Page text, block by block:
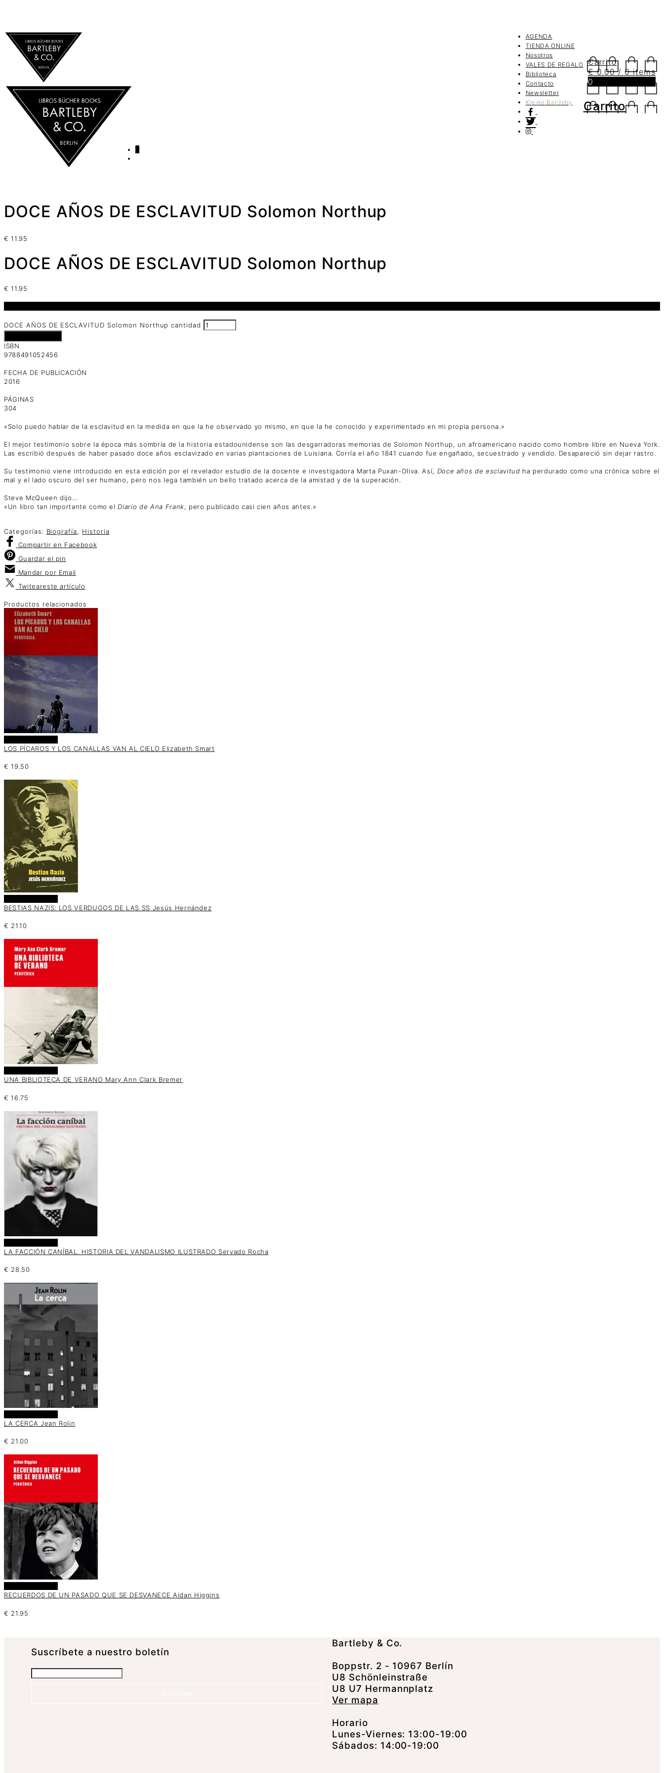
AGENDA
TIENDA ONLINE
Nosotros
VALES DE REGALO
Biblioteca
Contacto
Newsletter
K leine Ba rtleby
Carrito
€0.00 / 0 items
0
Carrito
DOCE AÑOS DE ESCLAVITUD Solomon Northup
€ 11.95
DOCE AÑOS DE ESCLAVITUD Solomon Northup
€ 11.95
DOCE AÑOS DE ESCLAVITUD Solomon Northup cantidad
ISBN
9788491052456
FECHA DE PUBLICACIÓN
2016
PÁGINAS
304
«Solo puedo hablar de la esclavitud en la medida en que la he observado yo mismo, en que la he conocido y experimentado en mi propia persona.»
El mejor testimonio sobre la época más sombría de la historia estadounidense son las desgarradoras memorias de Solomon Northup, un afroamericano nacido como hombre libre en Nueva York.
Las escribió después de haber pasado doce años esclavizado en varias plantaciones de Luisiana. Corría el año 1841 cuando fue engañado, secuestrado y vendido. Desapareció sin dejar rastro.
Su testimonio viene introducido en esta edición por el revelador estudio de la docente e investigadora Marta Puxan-Oliva. Así, Doce años de esclavitud ha perdurado como una crónica sobre el
mal y el lado oscuro del ser humano, pero nos lega también un bello tratado acerca de la amistad y de la superación.
Steve McQueen dijo…
«Un libro tan importante como el Diario de Ana Frank, pero publicado casi cien años antes.»
Categorías: Biografía, Historia
Compartir en Facebook
Guardar el pin
Mandar por Email
Twiteareste artículo
Productos relacionados
LOS PÍCAROS Y LOS CANALLAS VAN AL CIELO Elizabeth Smart
€ 19.50
BESTIAS NAZIS: LOS VERDUGOS DE LAS SS Jesús Hernández
€ 21.10
UNA BIBLIOTECA DE VERANO Mary Ann Clark Bremer
€ 16.75
LA FACCIÓN CANÍBAL. HISTORIA DEL VANDALISMO ILUSTRADO Servado Rocha
€ 28.50
LA CERCA Jean Rolin
€ 21.00
RECUERDOS DE UN PASADO QUE SE DESVANECE Aidan Higgins
€ 21.95
Suscrí­bete a nuestro boletín
Bartleby & Co.
Boppstr. 2 - 10967 Berlín
U8 Schönleinstraße
U8 U7 Hermannplatz
Ver mapa
Horario
Lunes-Viernes: 13:00-19:00
Sábados: 14:00-19:00